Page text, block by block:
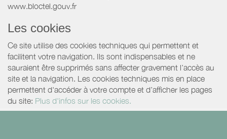
www.bloctel.gouv.fr
Les cookies
Ce site utilise des cookies techniques qui permettent et
facilitent votre navigation. Ils sont indispensables et ne
sauraient être supprimés sans affecter gravement l’accès au
site et la navigation. Les cookies techniques mis en place
permettent d'accéder à votre compte et d’afficher les pages
du site: Plus d'infos sur les cookies.